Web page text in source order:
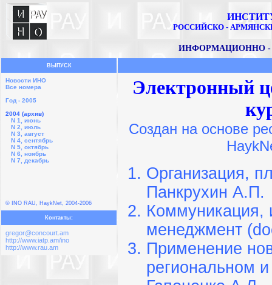
РОССИЙСКО -
ИНФОРМАЦИОННО
ВЫПУСК
Новости ИНО
Все номера
Год - 2005
2004 (архив)
N 1, июнь
N 2, июль
N 3, август
N 4, сентябрь
N 5, октябрь
N 6, ноябрь
N 7, декабрь
© INO RAU, HaykNet, 2004-2006
Контакты:
gregor@concourt.am
http://www.iatp.am/ino
http://www.rau.am
Электронный
Создан на основе
Организация,
Панкрухин А.П.
Коммуникация,
менеджмент
Применение
региональном